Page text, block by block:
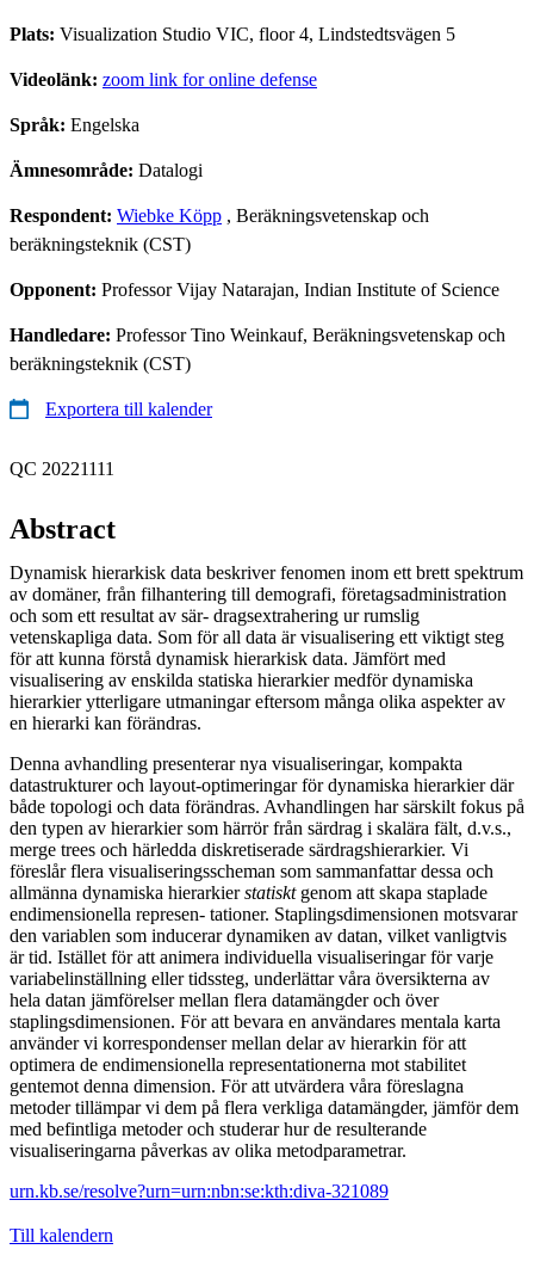
Plats: Visualization Studio VIC, floor 4, Lindstedtsvägen 5
Videolänk: zoom link for online defense
Språk: Engelska
Ämnesområde: Datalogi
Respondent: Wiebke Köpp , Beräkningsvetenskap och
beräkningsteknik (CST)
Opponent: Professor Vijay Natarajan, Indian Institute of Science
Handledare: Professor Tino Weinkauf, Beräkningsvetenskap och
beräkningsteknik (CST)
Exportera till kalender
QC 20221111
Abstract
Dynamisk hierarkisk data beskriver fenomen inom ett brett spektrum
av domäner, från filhantering till demografi, företagsadministration
och som ett resultat av sär- dragsextrahering ur rumslig
vetenskapliga data. Som för all data är visualisering ett viktigt steg
för att kunna förstå dynamisk hierarkisk data. Jämfört med
visualisering av enskilda statiska hierarkier medför dynamiska
hierarkier ytterligare utmaningar eftersom många olika aspekter av
en hierarki kan förändras.
Denna avhandling presenterar nya visualiseringar, kompakta
datastrukturer och layout-optimeringar för dynamiska hierarkier där
både topologi och data förändras. Avhandlingen har särskilt fokus på
den typen av hierarkier som härrör från särdrag i skalära fält, d.v.s.,
merge trees och härledda diskretiserade särdragshierarkier. Vi
föreslår flera visualiseringsscheman som sammanfattar dessa och
allmänna dynamiska hierarkierstatisktgenom att skapa staplade
endimensionella represen- tationer. Staplingsdimensionen motsvarar
den variablen som inducerar dynamiken av datan, vilket vanligtvis
är tid. Istället för att animera individuella visualiseringar för varje
variabelinställning eller tidssteg, underlättar våra översikterna av
hela datan jämförelser mellan flera datamängder och över
staplingsdimensionen. För att bevara en användares mentala karta
använder vi korrespondenser mellan delar av hierarkin för att
optimera de endimensionella representationerna mot stabilitet
gentemot denna dimension. För att utvärdera våra föreslagna
metoder tillämpar vi dem på flera verkliga datamängder, jämför dem
med befintliga metoder och studerar hur de resulterande
visualiseringarna påverkas av olika metodparametrar.
urn.kb.se/resolve?urn=urn:nbn:se:kth:diva-321089
Till kalendern